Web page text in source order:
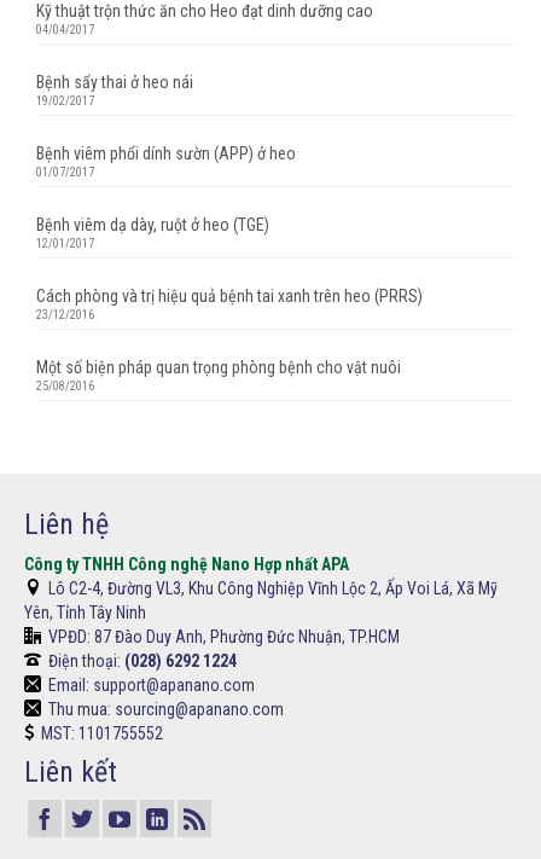
Kỹ thuật trộn thức ăn cho Heo đạt dinh dưỡng cao
04/04/2017
Bệnh sẩy thai ở heo nái
19/02/2017
Bệnh viêm phổi dính sườn (APP) ở heo
01/07/2017
Bệnh viêm dạ dày, ruột ở heo (TGE)
12/01/2017
Cách phòng và trị hiệu quả bệnh tai xanh trên heo (PRRS)
23/12/2016
Một số biện pháp quan trọng phòng bệnh cho vật nuôi
25/08/2016
Liên hệ
Công ty TNHH Công nghệ Nano Hợp nhất APA
Lô C2-4, Đường VL3, Khu Công Nghiệp Vĩnh Lộc 2, Ấp Voi Lá, Xã Mỹ
Yên, Tỉnh Tây Ninh
VPĐD: 87 Đào Duy Anh, Phường Đức Nhuận, TP.HCM
Điện thoại: (028) 6292 1224
Email: support@apanano.com
Thu mua: sourcing@apanano.com
MST: 1101755552
Liên kết